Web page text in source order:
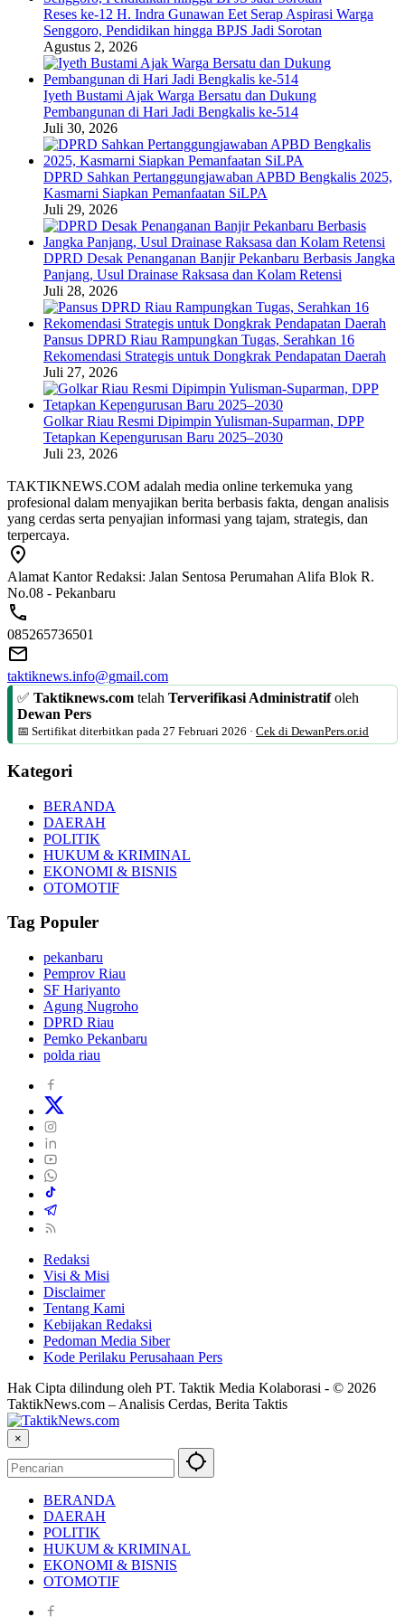
Reses ke-12 H. Indra Gunawan Eet Serap Aspirasi Warga
Senggoro, Pendidikan hingga BPJS Jadi Sorotan
Agustus 2, 2026
Iyeth Bustami Ajak Warga Bersatu dan Dukung
Pembangunan di Hari Jadi Bengkalis ke-514
Juli 30, 2026
DPRD Sahkan Pertanggungjawaban APBD Bengkalis 2025,
Kasmarni Siapkan Pemanfaatan SiLPA
Juli 29, 2026
DPRD Desak Penanganan Banjir Pekanbaru Berbasis Jangka
Panjang, Usul Drainase Raksasa dan Kolam Retensi
Juli 28, 2026
Pansus DPRD Riau Rampungkan Tugas, Serahkan 16
Rekomendasi Strategis untuk Dongkrak Pendapatan Daerah
Juli 27, 2026
Golkar Riau Resmi Dipimpin Yulisman-Suparman, DPP
Tetapkan Kepengurusan Baru 2025–2030
Juli 23, 2026
TAKTIKNEWS.COM adalah media online terkemuka yang
profesional dalam menyajikan berita berbasis fakta, dengan analisis
yang cerdas serta penyajian informasi yang tajam, strategis, dan
terpercaya.
Alamat Kantor Redaksi: Jalan Sentosa Perumahan Alifa Blok R.
No.08 - Pekanbaru
085265736501
taktiknews.info@gmail.com
✅ Taktiknews.com telah Terverifikasi Administratifoleh
Dewan Pers
📅 Sertifikat diterbitkan pada 27 Februari 2026 · Cek di DewanPers.or.id
Kategori
BERANDA
DAERAH
POLITIK
HUKUM & KRIMINAL
EKONOMI & BISNIS
OTOMOTIF
Tag Populer
pekanbaru
Pemprov Riau
SF Hariyanto
Agung Nugroho
DPRD Riau
Pemko Pekanbaru
polda riau
Redaksi
Visi & Misi
Disclaimer
Tentang Kami
Kebijakan Redaksi
Pedoman Media Siber
Kode Perilaku Perusahaan Pers
Hak Cipta dilindung oleh PT. Taktik Media Kolaborasi - © 2026
TaktikNews.com – Analisis Cerdas, Berita Taktis
×
BERANDA
DAERAH
POLITIK
HUKUM & KRIMINAL
EKONOMI & BISNIS
OTOMOTIF